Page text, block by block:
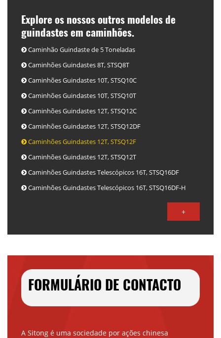
Explore os nossos outros modelos de
guindastes em caminhões.
Caminhão Guindaste de 5 Toneladas
Caminhões Guindastes 8T, STSQ8T
Caminhões Guindastes 10T, STSQ10C
Caminhões Guindastes 10T, STSQ10T
Caminhões Guindastes 12T, STSQ12C
Caminhões Guindastes 12T, STSQ12DF
Caminhões Guindastes 12T, STSQ12F
Caminhões Guindastes 12T, STSQ12T
Caminhões Guindastes Telescópicos 16T, STSQ16DF
Caminhões Guindastes Telescópicos 16T, STSQ16DF-H
+
FORMULÁRIO DE CONTACTO
A Sitong é uma sociedade por ações chinesa